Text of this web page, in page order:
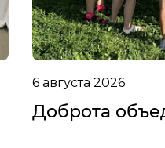
6 августа 2026
Доброта